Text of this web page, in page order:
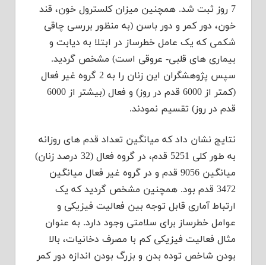
7 روز ثبت شد. همچنین میزان کلسترول خون، قند
خون، دور کمر و دور باسن (به منظور بررسی چاقی
شکمی که یک عامل خطرساز در ابتلا به دیابت و
بیماری های قلبی- عروقی است) مشخص گردید.
سپس پژوهشگران این زنان را به 2 گروه غیر فعال
(کمتر از 6000 قدم در روز) و فعال (بیشتر از 6000
قدم در روز) تقسیم نمودند.
نتایج نشان داد که میانگین تعداد قدم های روزانه
به طور کلی 5251 قدم، در گروه فعال (32 درصد زنان)
میانگین 9056 قدم و در گروه غیر فعال میانگین
3472 قدم بود. همچنین مشخص گردید که یک
ارتباط آماری قابل توجه بین فعالیت فیزیکی و
عوامل خطرساز برای سلامتی وجود دارد. به عنوان
مثال فعالیت فیزیکی کم با مصرف دخانیات، بالا
بودن شاخص توده بدن و بزرگ بودن اندازه دور کمر